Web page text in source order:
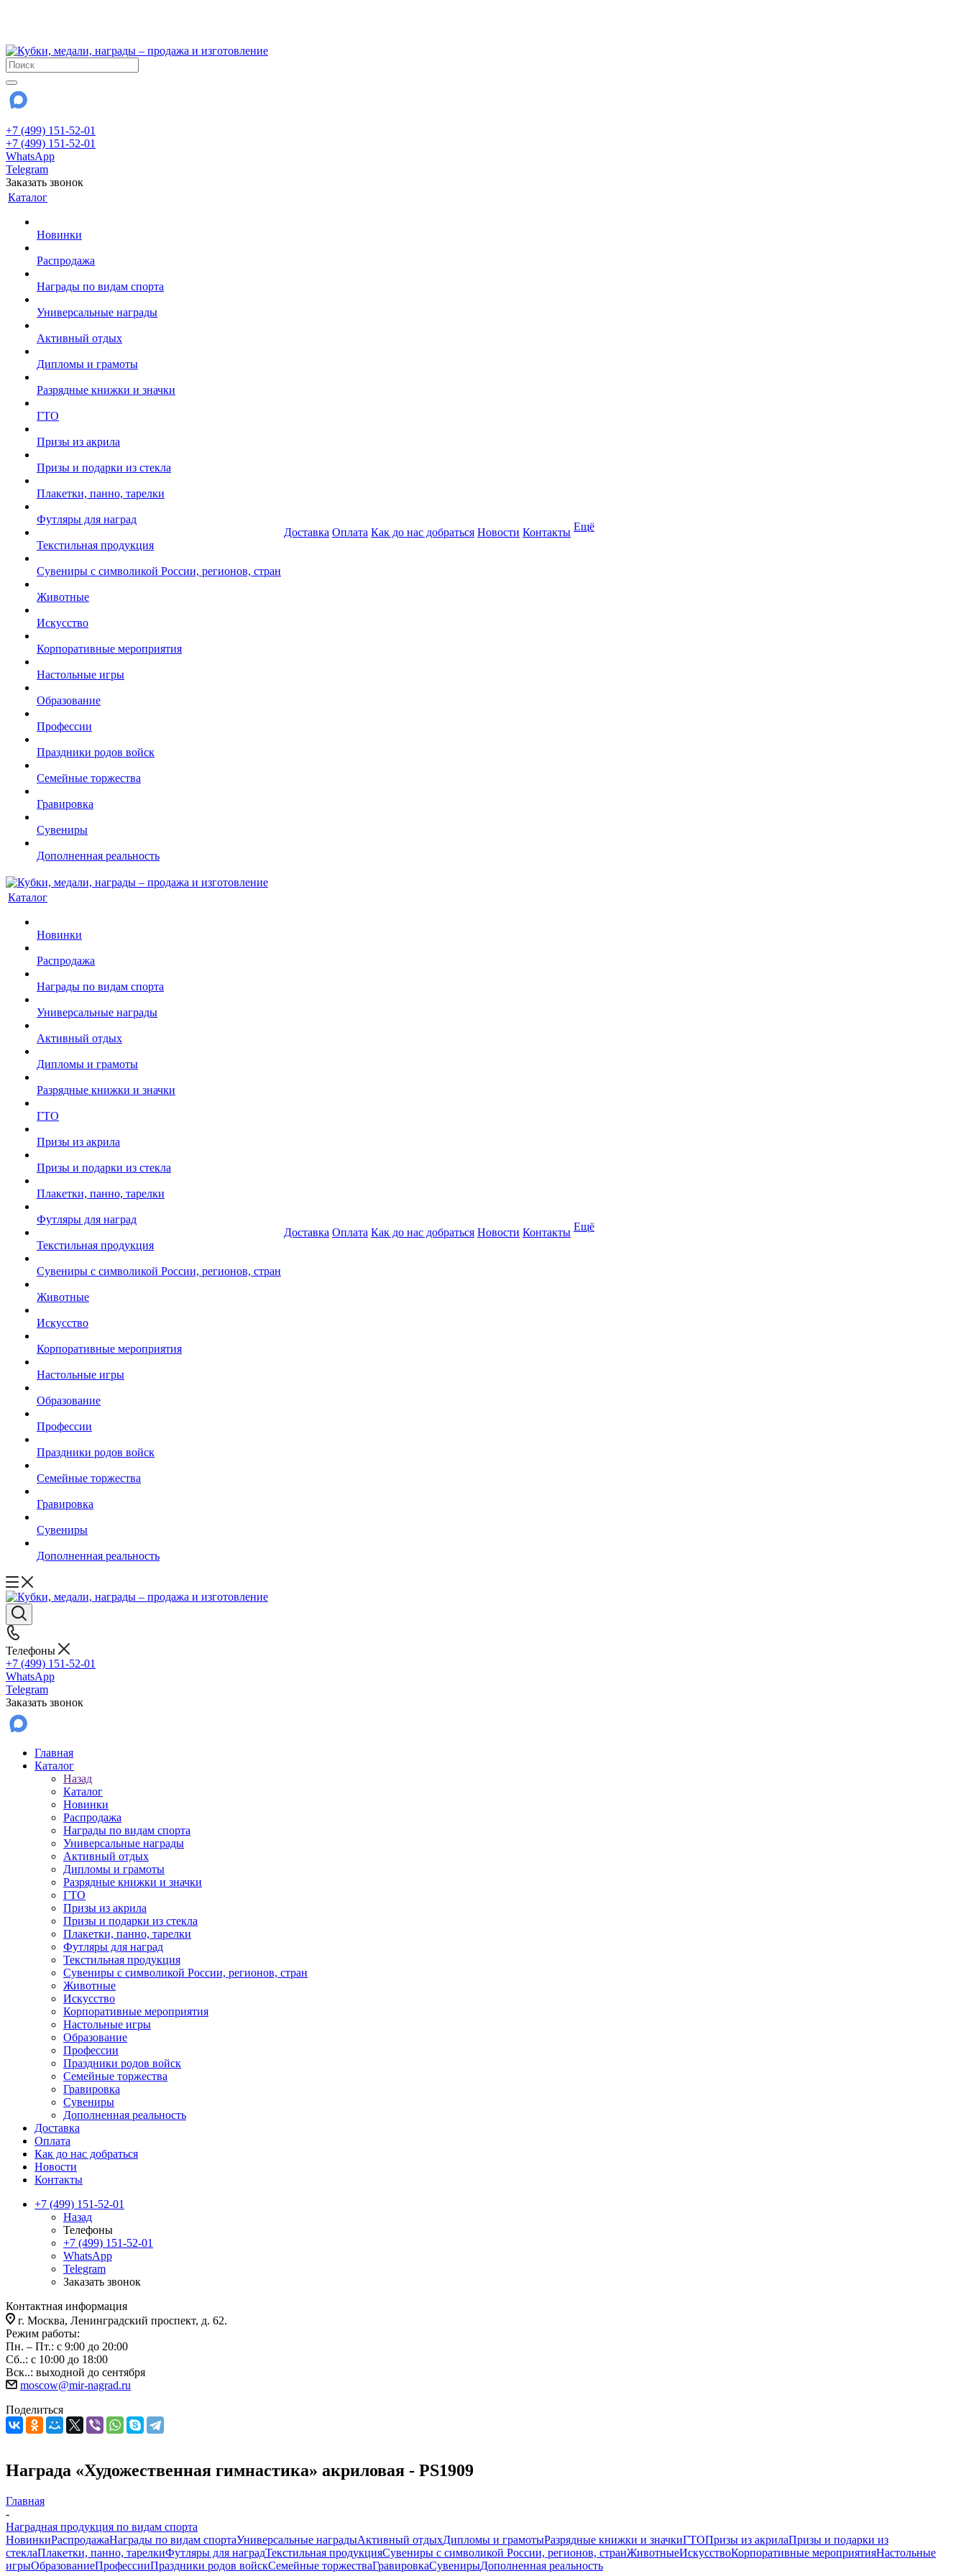
+7 (499) 151-52-01
+7 (499) 151-52-01
WhatsApp
Telegram
Заказать звонок
Каталог
Новинки
Распродажа
Награды по видам спорта
Универсальные награды
Активный отдых
Дипломы и грамоты
Разрядные книжки и значки
ГТО
Призы из акрила
Призы и подарки из стекла
Плакетки, панно, тарелки
Футляры для наград
Текстильная продукция
Сувениры с символикой России, регионов, стран
Животные
Искусство
Корпоративные мероприятия
Настольные игры
Образование
Профессии
Праздники родов войск
Семейные торжества
Гравировка
Сувениры
Дополненная реальность
Доставка Оплата Как до нас добраться Новости Контакты Ещё
Каталог
Новинки
Распродажа
Награды по видам спорта
Универсальные награды
Активный отдых
Дипломы и грамоты
Разрядные книжки и значки
ГТО
Призы из акрила
Призы и подарки из стекла
Плакетки, панно, тарелки
Футляры для наград
Текстильная продукция
Сувениры с символикой России, регионов, стран
Животные
Искусство
Корпоративные мероприятия
Настольные игры
Образование
Профессии
Праздники родов войск
Семейные торжества
Гравировка
Сувениры
Дополненная реальность
Доставка Оплата Как до нас добраться Новости Контакты Ещё
Телефоны
+7 (499) 151-52-01
WhatsApp
Telegram
Заказать звонок
Главная
Каталог
Назад
Каталог
Новинки
Распродажа
Награды по видам спорта
Универсальные награды
Активный отдых
Дипломы и грамоты
Разрядные книжки и значки
ГТО
Призы из акрила
Призы и подарки из стекла
Плакетки, панно, тарелки
Футляры для наград
Текстильная продукция
Сувениры с символикой России, регионов, стран
Животные
Искусство
Корпоративные мероприятия
Настольные игры
Образование
Профессии
Праздники родов войск
Семейные торжества
Гравировка
Сувениры
Дополненная реальность
Доставка
Оплата
Как до нас добраться
Новости
Контакты
+7 (499) 151-52-01
Назад
Телефоны
+7 (499) 151-52-01
WhatsApp
Telegram
Заказать звонок
Контактная информация
г. Москва, Ленинградский проспект, д. 62.
Режим работы:
Пн. – Пт.: с 9:00 до 20:00
Сб..: с 10:00 до 18:00
Вск..: выходной до сентября
moscow@mir-nagrad.ru
Поделиться
Награда «Художественная гимнастика» акриловая - PS1909
Главная
-
Наградная продукция по видам спорта
НовинкиРаспродажаНаграды по видам спортаУниверсальные наградыАктивный отдыхДипломы и грамотыРазрядные книжки и значкиГТОПризы из акрилаПризы и подарки из
стеклаПлакетки, панно, тарелкиФутляры для наградТекстильная продукцияСувениры с символикой России, регионов, странЖивотныеИскусствоКорпоративные мероприятияНастольные
игрыОбразованиеПрофессииПраздники родов войскСемейные торжестваГравировкаСувенирыДополненная реальность